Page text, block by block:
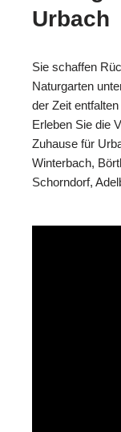
Urbach
Sie schaffen
Naturgarten
der Zeit
Erleben Sie die
Zuhause für
Winterbach,
Schorndorf,